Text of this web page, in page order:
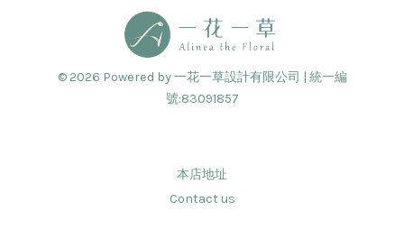
© 2026 Powered by 一花一草設計有限公司 | 統一編
號:83091857
本店地址
Contact us